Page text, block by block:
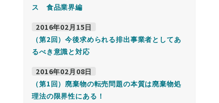
ス 食品業界編
2016年02月15日
（第2回）今後求められる排出事業者としてあ
るべき意識と対応
2016年02月08日
（第1回）廃棄物の転売問題の本質は廃棄物処
理法の限界性にある！